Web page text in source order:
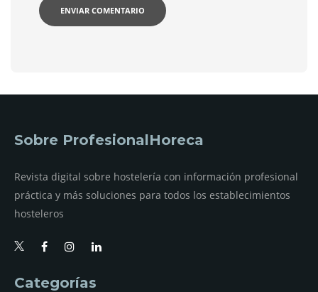
Sobre ProfesionalHoreca
Revista digital sobre hostelería con información profesional
práctica y más soluciones para todos los establecimientos
hosteleros
Categorías